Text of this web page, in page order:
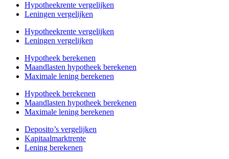
Hypotheekrente vergelijken
Leningen vergelijken
Hypotheekrente vergelijken
Leningen vergelijken
Hypotheek berekenen
Maandlasten hypotheek berekenen
Maximale lening berekenen
Hypotheek berekenen
Maandlasten hypotheek berekenen
Maximale lening berekenen
Deposito’s vergelijken
Kapitaalmarktrente
Lening berekenen